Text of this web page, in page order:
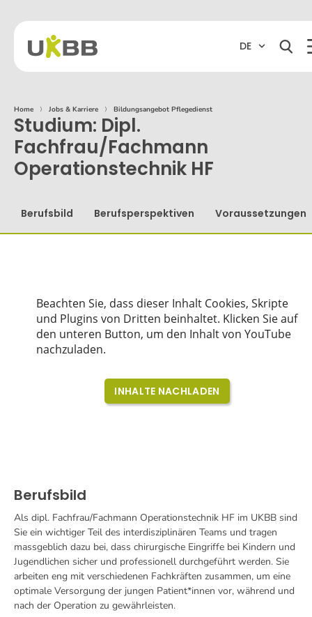
DE
Home ⟩ Jobs & Karriere ⟩ Bildungsangebot Pflegedienst
Studium: Dipl.
Fachfrau/Fachmann
Operationstechnik HF
Berufsbild
Als dipl. Fachfrau/Fachmann Operationstechnik HF im UKBB sind
Sie ein wichtiger Teil des interdisziplinären Teams und tragen
massgeblich dazu bei, dass chirurgische Eingriffe bei Kindern und
Jugendlichen sicher und professionell durchgeführt werden. Sie
arbeiten eng mit verschiedenen Fachkräften zusammen, um eine
optimale Versorgung der jungen Patient*innen vor, während und
nach der Operation zu gewährleisten.
Berufsbild Berufsperspektiven Voraussetzungen